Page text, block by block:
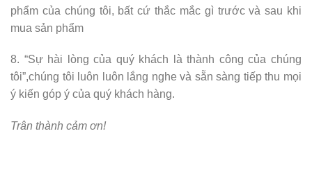
phẩm của chúng tôi, bất cứ thắc mắc gì trước và sau khi
mua sản phẩm
8. “Sự hài lòng của quý khách là thành công của chúng
tôi”,chúng tôi luôn luôn lắng nghe và sẵn sàng tiếp thu mọi
ý kiến góp ý của quý khách hàng.
Trân thành cảm ơn!